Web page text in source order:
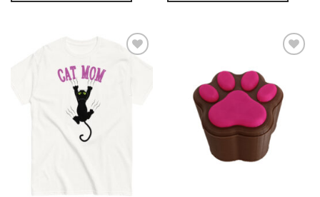
στην λίστα
επιθυμιών